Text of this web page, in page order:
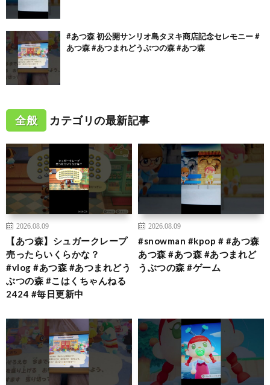
#あつ森 初公開サンリオ島タヌキ商店記念セレモニー #
あつ森 #あつまれどうぶつの森 #あつ森
全般 カテゴリの最新記事
2026.08.09
【あつ森】シュガークレープ
売ったらいくらかな？
#vlog #あつ森 #あつまれどう
ぶつの森 #こはくちゃんねる
2424 #毎日更新中
2026.08.09
#snowman #kpop # #あつ森
あつ森 #あつ森 #あつまれど
うぶつの森 #ゲーム